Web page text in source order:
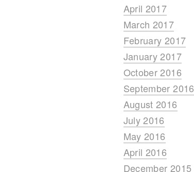
April 2017
March 2017
February 2017
January 2017
October 2016
September 2016
August 2016
July 2016
May 2016
April 2016
December 2015